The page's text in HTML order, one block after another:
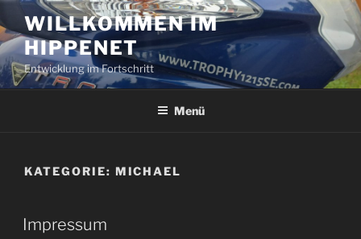
Zum
Inhalt
springen
WILLKOMMEN IM
HIPPENET
Entwicklung im Fortschritt
Menü
KATEGORIE: MICHAEL
VERÖFFENTLICHT
AM
Impressum